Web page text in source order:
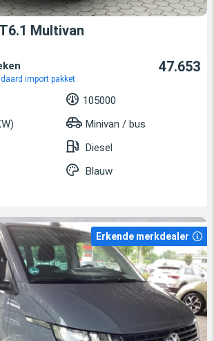
Multivan
import pakket
47.653
105000
Minivan / bus
Diesel
Blauw
Erkende merkdealer